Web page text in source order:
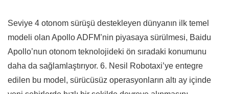
Seviye 4 otonom sürüşü destekleyen dünyanın ilk temel
modeli olan Apollo ADFM’nin piyasaya sürülmesi, Baidu
Apollo’nun otonom teknolojideki ön sıradaki konumunu
daha da sağlamlaştırıyor. 6. Nesil Robotaxi’ye entegre
edilen bu model, sürücüsüz operasyonların altı ay içinde